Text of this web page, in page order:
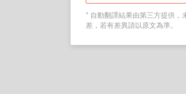
* 自動翻譯結果由第三方提供，
差，若有差異請以原文為準。